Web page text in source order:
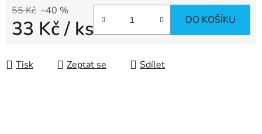
55 Kč –40 %
33 Kč/ ks DO KOŠÍKU
Tisk Zeptat se Sdílet